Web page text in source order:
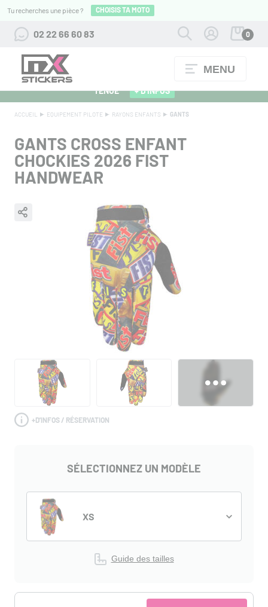
Tu recherches une pièce ? CHOISIS TA MOTO
02 22 66 60 83 0
MENU
ALPINESTARS 27 : FLOCAGE OFFERT POUR L'ACHAT D'UNE
TENUE
+ D'INFOS
ACCUEIL EQUIPEMENT PILOTE RAYONS ENFANTS GANTS
GANTS CROSS ENFANT
CHOCKIES 2026 FIST
HANDWEAR
+D'INFOS / RÉSERVATION
SÉLECTIONNEZ UN MODÈLE
XS
Guide des tailles